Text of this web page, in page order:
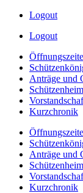
Logout
Logout
Anträge und
Schützenheim
Kurzchronik
Anträge und
Schützenheim
Kurzchronik